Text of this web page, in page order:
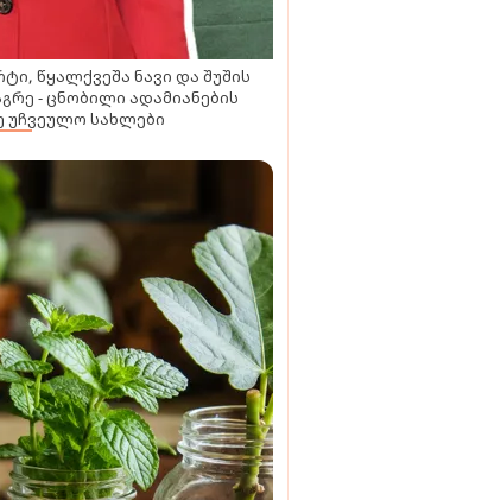
წყალქვეშა ნავი და შუშის
- ცნობილი ადამიანების
უჩვეულო სახლები